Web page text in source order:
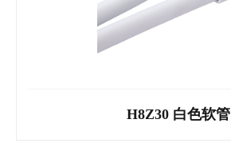
H8Z30 白色软管